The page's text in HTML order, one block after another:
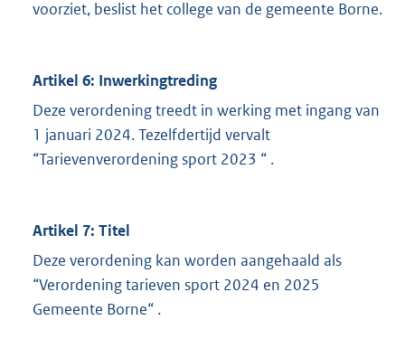
voorziet, beslist het college van de gemeente Borne.
Artikel 6: Inwerkingtreding
Deze verordening treedt in werking met ingang van
1 januari 2024. Tezelfdertijd vervalt
“Tarievenverordening sport 2023 “ .
Artikel 7: Titel
Deze verordening kan worden aangehaald als
“Verordening tarieven sport 2024 en 2025
Gemeente Borne“ .